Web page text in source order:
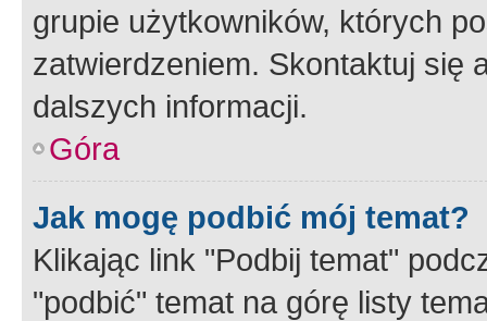
grupie użytkowników, których
zatwierdzeniem. Skontaktuj się
dalszych informacji.
Góra
Jak mogę podbić mój temat?
Klikając link "Podbij temat"
"podbić" temat na górę listy